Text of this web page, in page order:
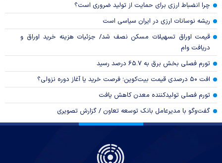
چرا انضباط ارزی برای حمایت از تولید ضروری است؟
ریشه نوسانات ارزی در ایران سیاسی است
قیمت اوراق تسهیلات مسکن نصف شد/ جزئیات هزینه خرید اوراق و
دریافت وام
تورم فصلی بخش برق به ۶۵.۷ درصد رسید
افت ۵۰ درصدی قیمت بیت‌کوین؛ فرصت خرید یا آغاز دوره نزولی؟
تورم فصلی تولیدکننده معدن کاهش یافت
گفت‌وگو با مدیرعامل بانک توسعه تعاون / گزارش تصویری